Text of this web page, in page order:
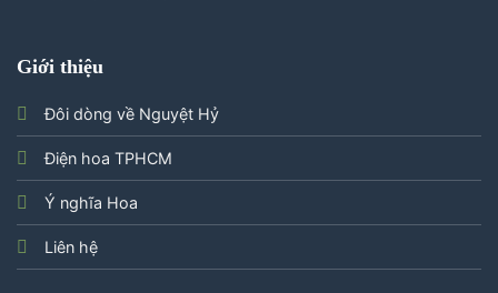
Giới thiệu
Đôi dòng về Nguyệt Hỷ
Điện hoa TPHCM
Ý nghĩa Hoa
Liên hệ